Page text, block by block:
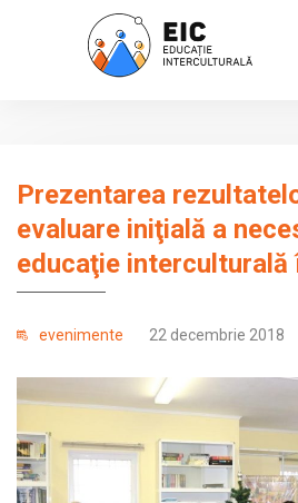
Prezentarea
evaluare iniţială a
educaţie
evenimente 22 decembrie 2018